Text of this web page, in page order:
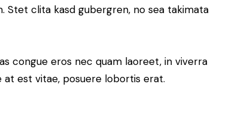
Stet clita kasd gubergren, no sea takimata
congue eros nec quam laoreet, in viverra
est vitae, posuere lobortis erat.